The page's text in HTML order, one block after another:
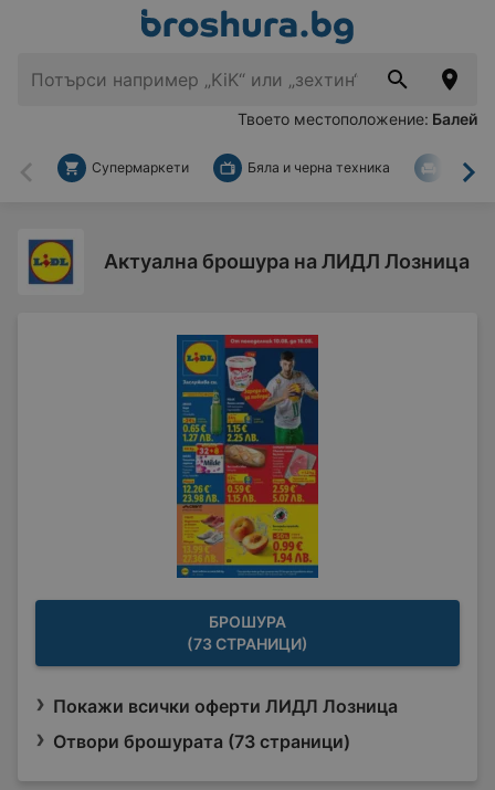
Твоето местоположение: Балей
Назад
Супермаркети Бяла и черна техника За
Актуална брошура на ЛИДЛ Лозница
БРОШУРА
(73 СТРАНИЦИ)
Покажи всички оферти ЛИДЛ Лозница
Отвори брошурата (73 страници)